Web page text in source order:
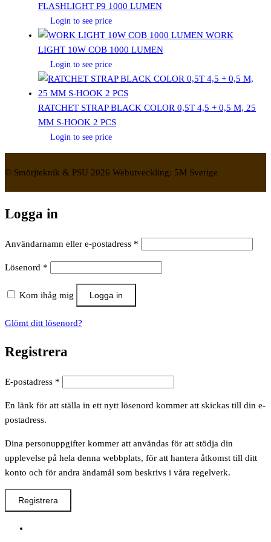
FLASHLIGHT P9 1000 LUMEN
Login to see price
WORK
LIGHT 10W COB 1000 LUMEN
Login to see price
RATCHET STRAP BLACK COLOR 0,5T 4,5 + 0,5 M, 25
MM S-HOOK 2 PCS
Login to see price
© Smörjteknik & PSU 2026 Webutveckling: 5M Sverige
Logga in
Användarnamn eller e-postadress *
Lösenord *
Kom ihåg mig Logga in
Glömt ditt lösenord?
Registrera
E-postadress *
En länk för att ställa in ett nytt lösenord kommer att skickas till din e-
postadress.
Dina personuppgifter kommer att användas för att stödja din
upplevelse på hela denna webbplats, för att hantera åtkomst till ditt
konto och för andra ändamål som beskrivs i våra regelverk.
Registrera